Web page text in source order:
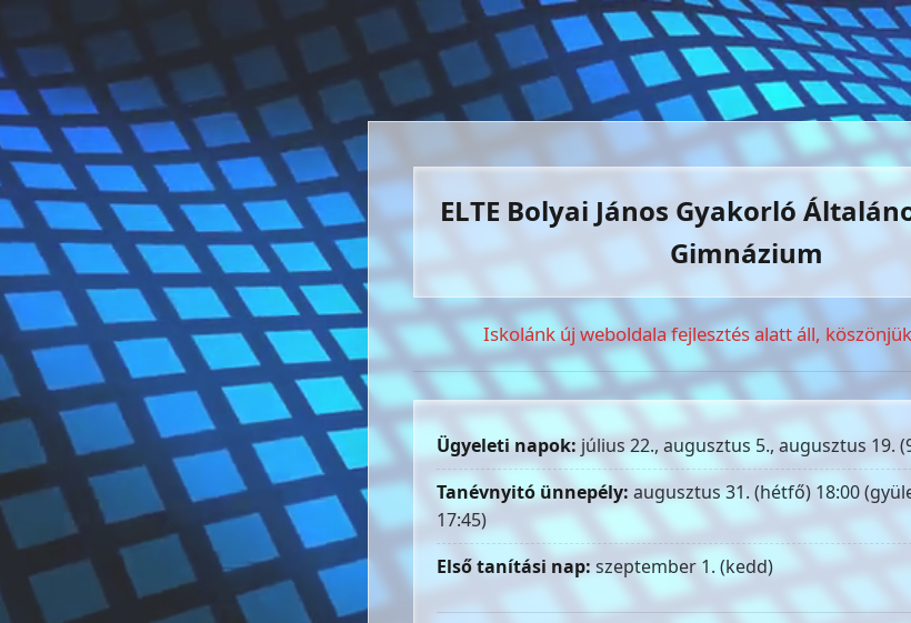
ELTE Bolyai János Gyakorló
Gimnázium
Iskolánk új weboldala fejlesztés alatt áll,
Ügyeleti napok: július 22., augusztus 5., augusztus 19.
Tanévnyitó ünnepély: augusztus 31. (hétfő) 18:00
17:45)
Első tanítási nap: szeptember 1. (kedd)